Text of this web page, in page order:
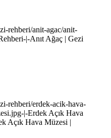
rehberi/anit-agac/anit-
|-Anıt Ağaç | Gezi
rehberi/erdek-acik-hava-
|-Erdek Açık Hava
Açık Hava Müzesi |